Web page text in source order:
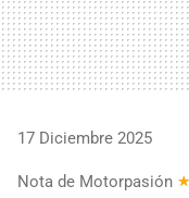
17 Diciembre 2025
Nota de Motorpasión